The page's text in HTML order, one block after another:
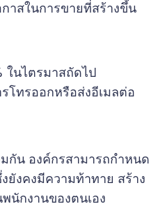
าสในการขายที่สร้างขึ้น
ในไตรมาสถัดไป
โทรออกหรือส่งอีเมลต่อ
มกัน องค์กรสามารถกำหนด
ยังคงมีความท้าทาย สร้าง
นักงานของตนเอง